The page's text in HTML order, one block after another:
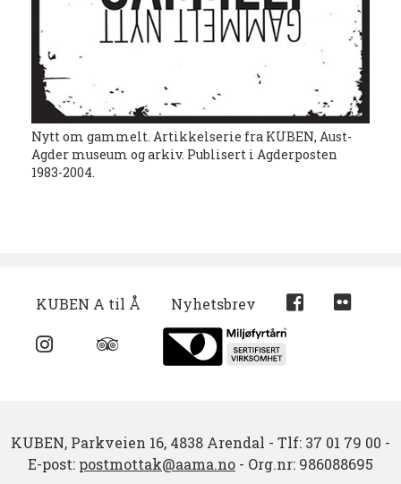
Nytt om gammelt. Artikkelserie fra KUBEN, Aust-
Agder museum og arkiv. Publisert i Agderposten
1983-2004.
KUBEN A til Å Nyhetsbrev
KUBEN, Parkveien 16, 4838 Arendal - Tlf: 37 01 79 00 -
E-post: postmottak@aama.no - Org.nr: 986088695